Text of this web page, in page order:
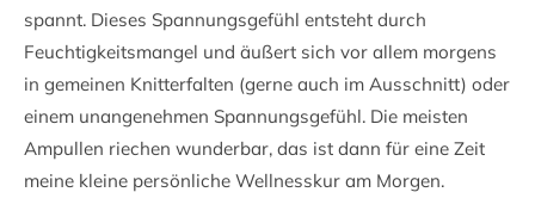
spannt. Dieses Spannungsgefühl entsteht durch
Feuchtigkeitsmangel und äußert sich vor allem morgens
in gemeinen Knitterfalten (gerne auch im Ausschnitt) oder
einem unangenehmen Spannungsgefühl. Die meisten
Ampullen riechen wunderbar, das ist dann für eine Zeit
meine kleine persönliche Wellnesskur am Morgen.